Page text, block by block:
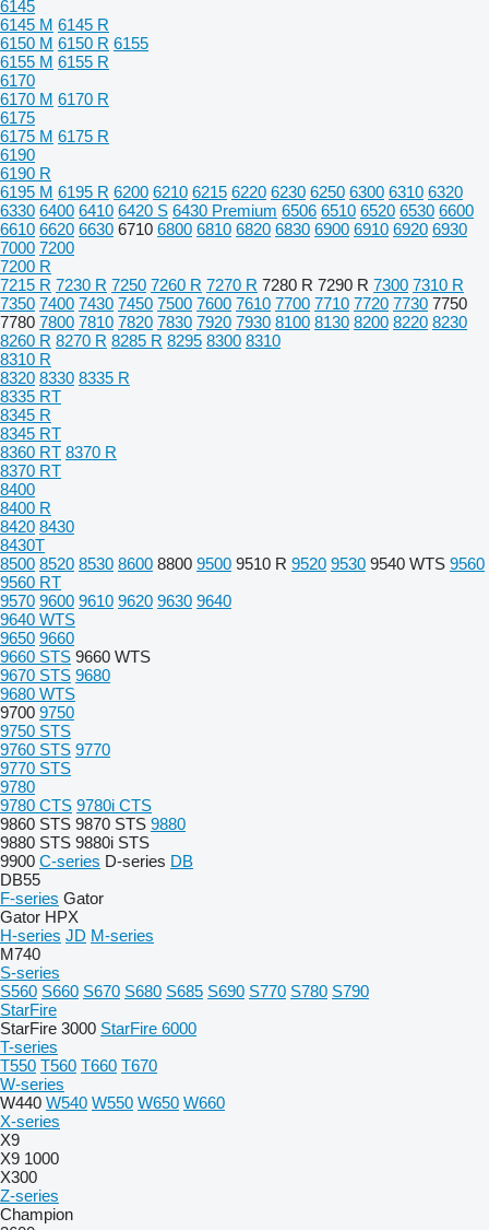
6145
6145 M 6145 R
6150 M 6150 R 6155
6155 M 6155 R
6170
6170 M 6170 R
6175
6175 M 6175 R
6190
6190 R
6195 M 6195 R 6200 6210 6215 6220 6230 6250 6300 6310 6320
6330 6400 6410 6420 S 6430 Premium 6506 6510 6520 6530 6600
6610 6620 6630 6710 6800 6810 6820 6830 6900 6910 6920 6930
7000 7200
7200 R
7215 R 7230 R 7250 7260 R 7270 R 7280 R 7290 R 7300 7310 R
7350 7400 7430 7450 7500 7600 7610 7700 7710 7720 7730 7750
7780 7800 7810 7820 7830 7920 7930 8100 8130 8200 8220 8230
8260 R 8270 R 8285 R 8295 8300 8310
8310 R
8320 8330 8335 R
8335 RT
8345 R
8345 RT
8360 RT 8370 R
8370 RT
8400
8400 R
8420 8430
8430T
8500 8520 8530 8600 8800 9500 9510 R 9520 9530 9540 WTS 9560
9560 RT
9570 9600 9610 9620 9630 9640
9640 WTS
9650 9660
9660 STS 9660 WTS
9670 STS 9680
9680 WTS
9700 9750
9750 STS
9760 STS 9770
9770 STS
9780
9780 CTS 9780i CTS
9860 STS 9870 STS 9880
9880 STS 9880i STS
9900 C-series D-series DB
DB55
F-series Gator
Gator HPX
H-series JD M-series
M740
S-series
S560 S660 S670 S680 S685 S690 S770 S780 S790
StarFire
StarFire 3000 StarFire 6000
T-series
T550 T560 T660 T670
W-series
W440 W540 W550 W650 W660
X-series
X9
X9 1000
X300
Z-series
Champion